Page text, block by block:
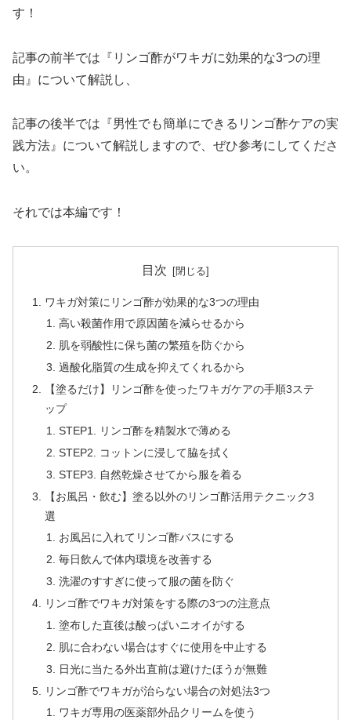
す！
記事の前半では『リンゴ酢がワキガに効果的な3つの理
由』について解説し、
記事の後半では『男性でも簡単にできるリンゴ酢ケアの実
践方法』について解説しますので、ぜひ参考にしてくださ
い。
それでは本編です！
目次
ワキガ対策にリンゴ酢が効果的な3つの理由
高い殺菌作用で原因菌を減らせるから
肌を弱酸性に保ち菌の繁殖を防ぐから
過酸化脂質の生成を抑えてくれるから
【塗るだけ】リンゴ酢を使ったワキガケアの手順3ステ
ップ
STEP1. リンゴ酢を精製水で薄める
STEP2. コットンに浸して脇を拭く
STEP3. 自然乾燥させてから服を着る
【お風呂・飲む】塗る以外のリンゴ酢活用テクニック3
選
お風呂に入れてリンゴ酢バスにする
毎日飲んで体内環境を改善する
洗濯のすすぎに使って服の菌を防ぐ
リンゴ酢でワキガ対策をする際の3つの注意点
塗布した直後は酸っぱいニオイがする
肌に合わない場合はすぐに使用を中止する
日光に当たる外出直前は避けたほうが無難
リンゴ酢でワキガが治らない場合の対処法3つ
ワキガ専用の医薬部外品クリームを使う